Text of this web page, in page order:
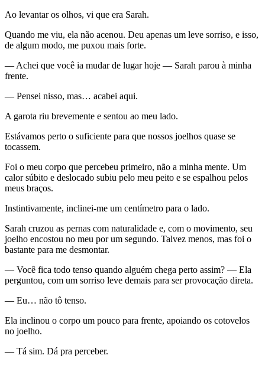
Ao levantar os olhos, vi que era Sarah.
Quando me viu, ela não acenou. Deu apenas um leve sorriso, e isso,
de algum modo, me puxou mais forte.
— Achei que você ia mudar de lugar hoje — Sarah parou à minha
frente.
— Pensei nisso, mas… acabei aqui.
A garota riu brevemente e sentou ao meu lado.
Estávamos perto o suficiente para que nossos joelhos quase se
tocassem.
Foi o meu corpo que percebeu primeiro, não a minha mente. Um
calor súbito e deslocado subiu pelo meu peito e se espalhou pelos
meus braços.
Instintivamente, inclinei-me um centímetro para o lado.
Sarah cruzou as pernas com naturalidade e, com o movimento, seu
joelho encostou no meu por um segundo. Talvez menos, mas foi o
bastante para me desmontar.
— Você fica todo tenso quando alguém chega perto assim? — Ela
perguntou, com um sorriso leve demais para ser provocação direta.
— Eu… não tô tenso.
Ela inclinou o corpo um pouco para frente, apoiando os cotovelos
no joelho.
— Tá sim. Dá pra perceber.